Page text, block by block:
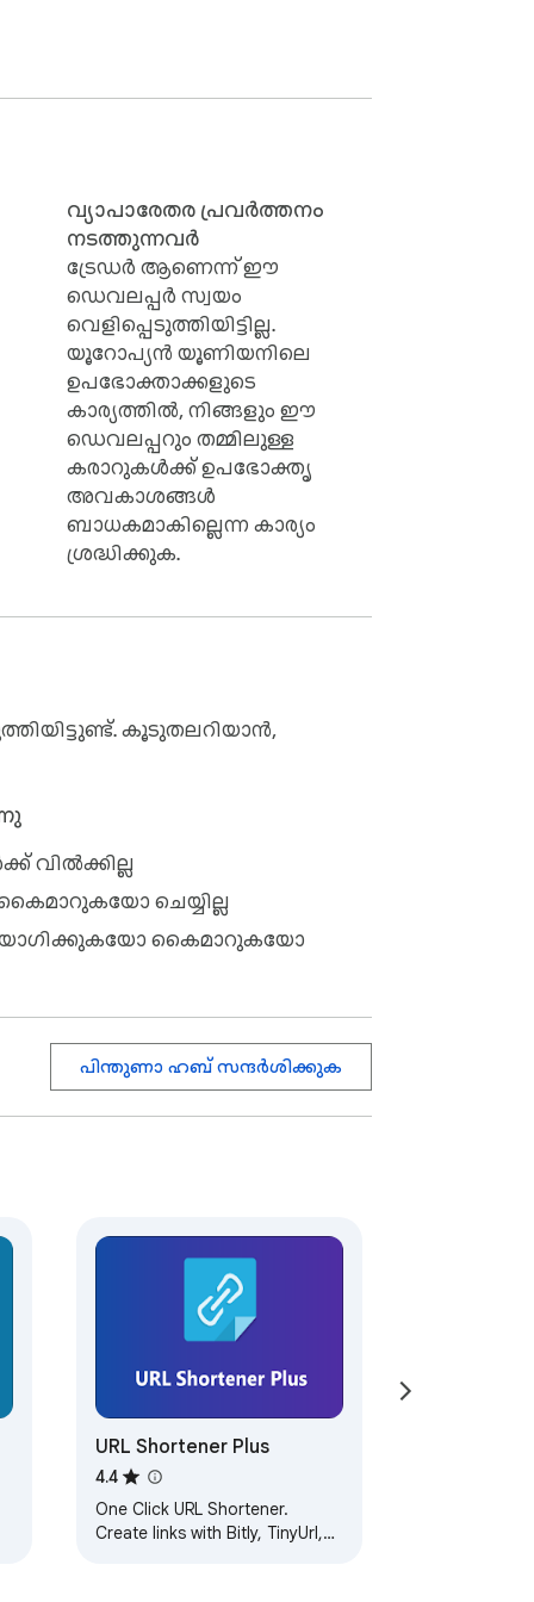
7 and 8 💾
policy/
project/emoji-
the desired functionality detailed in the
Also used to allow
വ്യാപാരേതര പ്രവർത്തനം
നടത്തുന്നവർ
ട്രേഡർ ആണെന്ന് ഈ
ഡെവലപ്പർ സ്വയം
വെളിപ്പെടുത്തിയിട്ടില്ല.
യൂറോപ്യൻ യൂണിയനിലെ
ഉപഭോക്താക്കളുടെ
കാര്യത്തിൽ, നിങ്ങളും ഈ
ഡെവലപ്പറും തമ്മിലുള്ള
കരാറുകൾക്ക് ഉപഭോക്തൃ
അവകാശങ്ങൾ
ബാധകമാകില്ലെന്ന കാര്യം
ശ്രദ്ധിക്കുക.
കൂടുതലറിയാൻ,
വിൽക്കില്ല
ചെയ്യില്ല
കൈമാറുകയോ
പിന്തുണാ ഹബ് സന്ദർശിക്കുക
URL Shortener Plus
4.4
One Click URL Shortener.
Create links with Bitly, TinyUrl,